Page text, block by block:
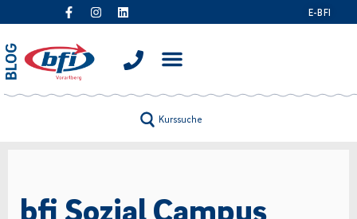
E-BFI
Kurssuche
bfi Sozial Campus